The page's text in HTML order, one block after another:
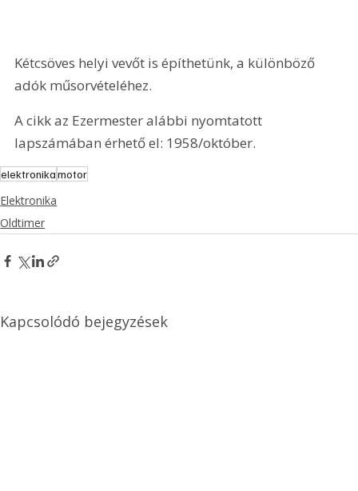
Kétcsöves helyi vevőt is építhetünk, a különböző
adók műsorvételéhez.
A cikk az Ezermester alábbi nyomtatott
lapszámában érhető el: 1958/október.
elektronikamotor
Elektronika
Oldtimer
Kapcsolódó bejegyzések